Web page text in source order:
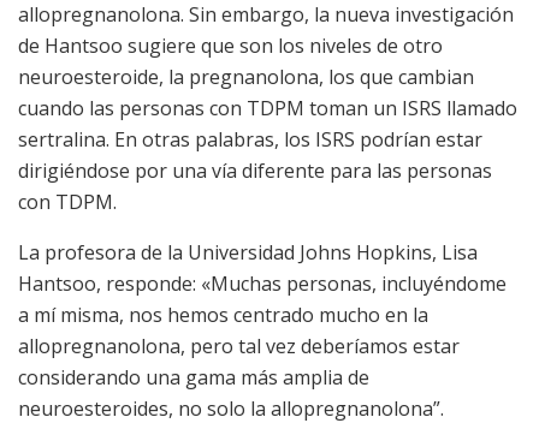
allopregnanolona. Sin embargo, la nueva investigación
de Hantsoo sugiere que son los niveles de otro
neuroesteroide, la pregnanolona, los que cambian
cuando las personas con TDPM toman un ISRS llamado
sertralina. En otras palabras, los ISRS podrían estar
dirigiéndose por una vía diferente para las personas
con TDPM.
La profesora de la Universidad Johns Hopkins, Lisa
Hantsoo, responde: «Muchas personas, incluyéndome
a mí misma, nos hemos centrado mucho en la
allopregnanolona, pero tal vez deberíamos estar
considerando una gama más amplia de
neuroesteroides, no solo la allopregnanolona”.